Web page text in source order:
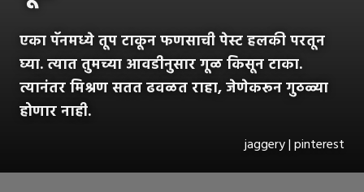
एका पॅनमध्ये तूप टाकून फणसाची पेस्ट हलकी परतून
घ्या. त्यात तुमच्या आवडीनुसार गूळ किसून टाका.
त्यानंतर मिश्रण सतत ढवळत राहा, जेणेकरून गुठळ्या
होणार नाही.
jaggery | pinterest